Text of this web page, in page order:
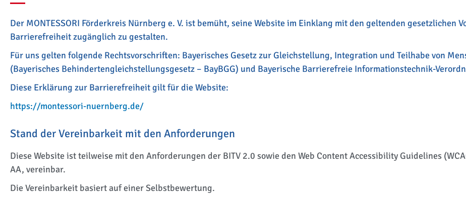
Der MONTESSORI Förderkreis Nürnberg e. V. ist bemüht, seine Website im Einklang mit den geltenden gesetzlichen
Barrierefreiheit zugänglich zu gestalten.
Für uns gelten folgende Rechtsvorschriften: Bayerisches Gesetz zur Gleichstellung, Integration und Teilhabe von
(Bayerisches Behindertengleichstellungsgesetz – BayBGG) und Bayerische Barrierefreie Informationstechnik-
Diese Erklärung zur Barrierefreiheit gilt für die Website:
https://montessori-nuernberg.de/
Stand der Vereinbarkeit mit den Anforderungen
Diese Website ist teilweise mit den Anforderungen der BITV 2.0 sowie den Web Content Accessibility Guidelines
AA, vereinbar.
Die Vereinbarkeit basiert auf einer Selbstbewertung.